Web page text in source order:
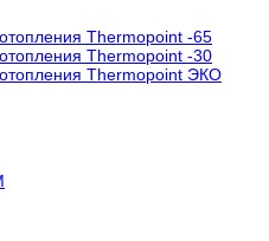
Thermopoint -65
Thermopoint -30
Thermopoint ЭКО